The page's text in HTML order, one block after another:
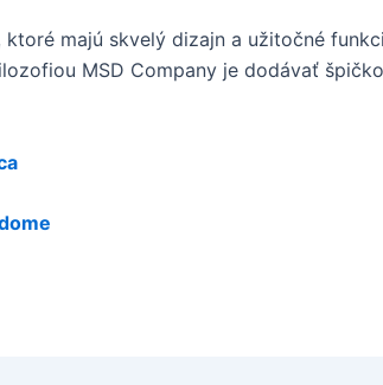
majú skvelý dizajn a užitočné
MSD Company je dodávať